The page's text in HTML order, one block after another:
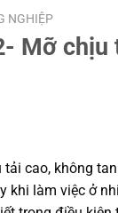
NGHIỆP
Mỡ chịu
tải cao, không
khi làm việc ở